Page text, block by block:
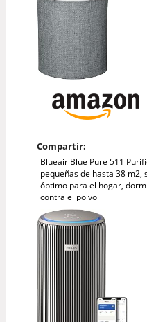
Compartir:
Blueair Blue Pure 511
pequeñas de hasta 38 m2,
óptimo para el hogar,
contra el polvo